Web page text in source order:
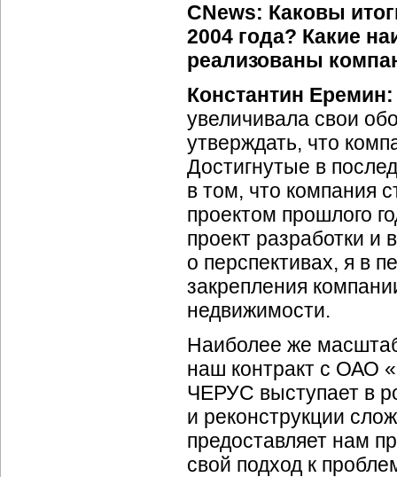
CNews: Каковы
2004 года? Какие
реализованы
Константин
увеличивала свои
утверждать, что
Достигнутые в
в том, что компания
проектом прошлого
проект разработки
о перспективах, я в
закрепления
недвижимости.
Наиболее же
наш контракт с ОАО
ЧЕРУС выступает в
и реконструкции
предоставляет нам
свой подход к